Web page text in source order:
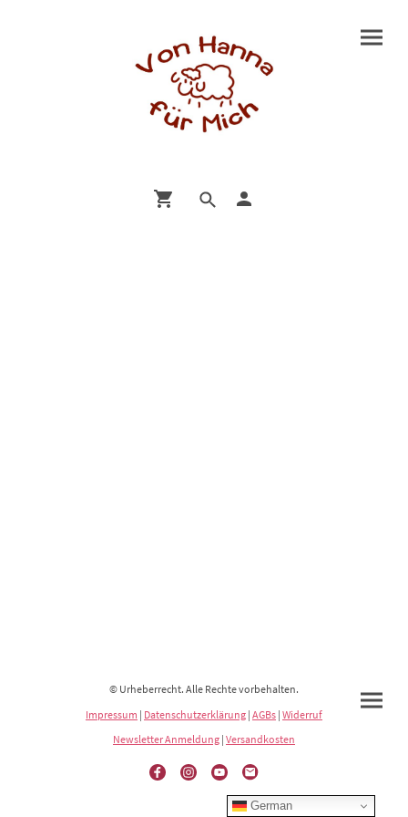
© Urheberrecht. Alle Rechte vorbehalten.
Impressum | Datenschutzerklärung | AGBs | Widerruf
Newsletter Anmeldung | Versandkosten
German